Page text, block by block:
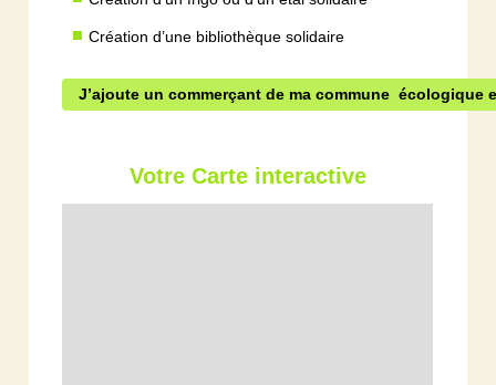
Création d’une bibliothèque solidaire
J’ajoute un commerçant de ma commune écologique
Votre Carte interactive